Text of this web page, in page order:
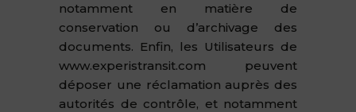
notamment en matière de
conservation ou d’archivage des
documents. Enfin, les Utilisateurs de
www.experistransit.com peuvent
déposer une réclamation auprès des
autorités de contrôle, et notamment